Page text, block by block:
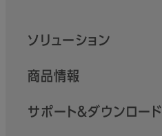
クイックリンク
ソリューション
商品情報
サポート＆ダウンロード